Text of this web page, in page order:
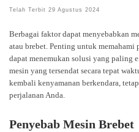
Telah Terbit 29 Agustus 2024
Berbagai faktor dapat menyebabkan
atau brebet. Penting untuk memahami
dapat menemukan solusi yang paling
mesin yang tersendat secara tepat
kembali kenyamanan berkendara,
perjalanan Anda.
Penyebab Mesin Brebet